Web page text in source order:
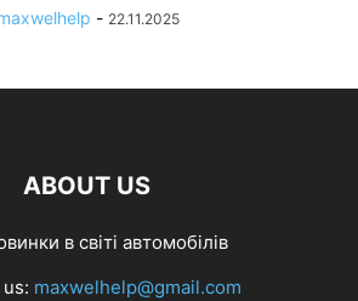
- 22.11.2025
ABOUT US
в світі автомобілів
maxwelhelp@gmail.com